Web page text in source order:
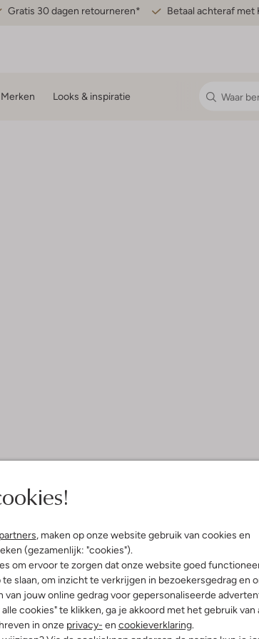
Gratis 30 dagen retourneren* Betaal achteraf met
, maken op onze website gebruik van cookies en
(gezamenlijk: "cookies").
om ervoor te zorgen dat onze website goed
slaan, om inzicht te verkrijgen in bezoekersgedrag en
van jouw online gedrag voor gepersonaliseerde
cookies" te klikken, ga je akkoord met het gebruik van
in onze privacy- en cookieverklaring.
Merken Looks & inspiratie